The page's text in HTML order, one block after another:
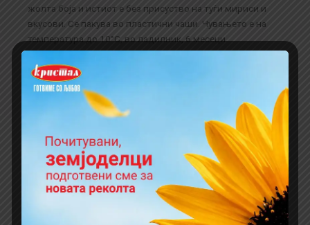
жолта боја и истиот е без присуство на туѓи мириси и
вкусови. Се пакува во пластични чаши. Чувањето е на
температура до 10°С, во ладилник, 6 месеци.
5310041005007